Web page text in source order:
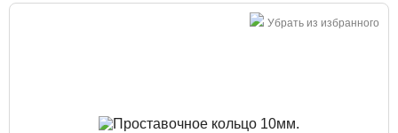
Убрать из избранного